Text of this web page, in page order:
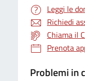
Leggi le
Richiedi
Chiama il
Prenota
Problemi in